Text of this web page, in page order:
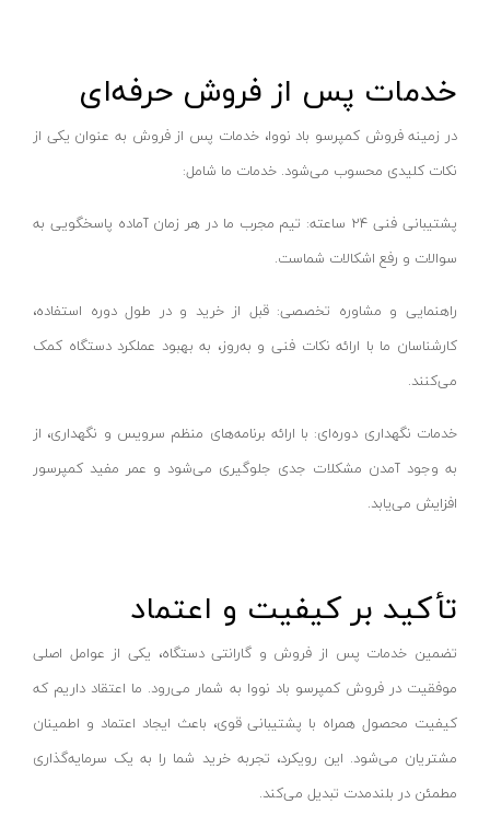
چاله کن موتوری
چمن زن موتوری
چمن زن برقی
تیلر
قیچی باغبانی
سری آبپاش
اره درخت بر برقی
اره درخت بر بنزینی
اره نجاری
ابزار بادی نجاری
فارسی بر نجاری
سنباده زن نجاری
فرزهای نجاری
رنده‌های نجاری
رکس-rex
فیدک-FIDEK
بلک اند دکر-black+decker
فورد-ford
آپ اسپریت-upspirit
سومیو-SUMIO
رکسمی-rexmi
ایمر-IMER
وی تولز-vtools
مانو-MANO
مستر پروپر-mr.propre
کیوبریک-qbrIck
اس پی- SP
داناپلاس-DANAPLUS
ایران کوب-iran kob
خدمات پس از فروش حرفه‌ای
در زمینه فروش کمپرسو باد نووا، خدمات پس از فروش به عنوان یکی از
نکات کلیدی محسوب می‌شود. خدمات ما شامل:
پشتیبانی فنی ۲۴ ساعته: تیم مجرب ما در هر زمان آماده پاسخگویی به
سوالات و رفع اشکالات شماست.
راهنمایی و مشاوره تخصصی: قبل از خرید و در طول دوره استفاده،
کارشناسان ما با ارائه نکات فنی و به‌روز، به بهبود عملکرد دستگاه کمک
می‌کنند.
خدمات نگهداری دوره‌ای: با ارائه برنامه‌های منظم سرویس و نگهداری، از
به وجود آمدن مشکلات جدی جلوگیری می‌شود و عمر مفید کمپرسور
افزایش می‌یابد.
تأکید بر کیفیت و اعتماد
تضمین خدمات پس از فروش و گارانتی دستگاه، یکی از عوامل اصلی
موفقیت در فروش کمپرسو باد نووا به شمار می‌رود. ما اعتقاد داریم که
کیفیت محصول همراه با پشتیبانی قوی، باعث ایجاد اعتماد و اطمینان
مشتریان می‌شود. این رویکرد، تجربه خرید شما را به یک سرمایه‌گذاری
مطمئن در بلندمدت تبدیل می‌کند.